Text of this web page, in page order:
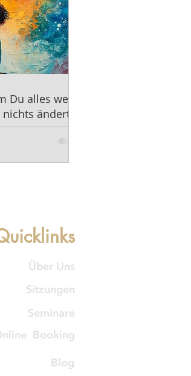
Du alles weißt
ändert.
Über Uns
Sitzungen
Seminare
Booking
Blog